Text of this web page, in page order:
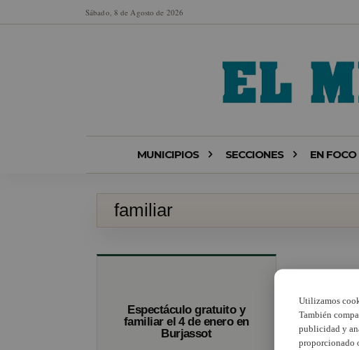
Sábado, 8 de Agosto de 2026
MUNICIPIOS SECCIONES EN FOCO
familiar
Espectáculo gratuito y
familiar el 4 de enero en
Burjassot
Utilizamos
También
publicidad y
proporcionado